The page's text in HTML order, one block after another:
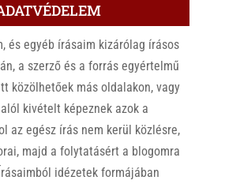
és egyéb írásaim kizárólag írásos
a szerző és a forrás egyértelmű
közölhetőek más oldalakon, vagy
kivételt képeznek azok a
az egész írás nem kerül közlésre,
majd a folytatásért a blogomra
idézetek formájában